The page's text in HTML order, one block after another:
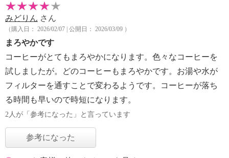
みどりん さん
（購入日： 2026/02/07 | 公開日： 2026/03/09 ）
まろやかです
コーヒーがとてもまろやかになります。色々なコーヒーを
試しましたが。どのコーヒーもまろやかです。お湯や水が
フィルターを通すことで変わるようです。コーヒーが落ち
る時間も早いので時短になります。
2人が「参考になった」と言っています
参考になった